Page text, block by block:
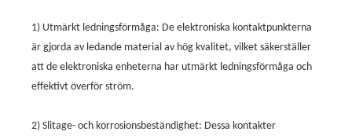
1) Utmärkt ledningsförmåga: De elektroniska kontaktpunkterna
är gjorda av ledande material av hög kvalitet, vilket säkerställer
att de elektroniska enheterna har utmärkt ledningsförmåga och
effektivt överför ström.
2) Slitage- och korrosionsbeständighet: Dessa kontakter